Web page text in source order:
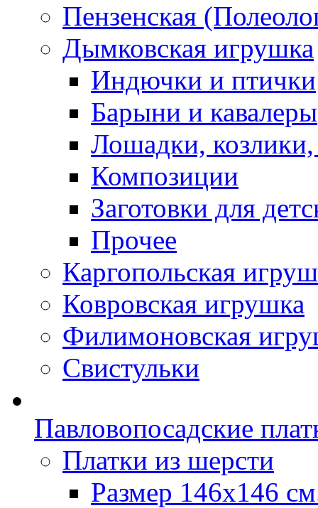
Пензенская
Дымковская игрушка
Индючки и птички
Барыни и кавалеры
Лошадки,
Композиции
Заготовки для
Прочее
Каргопольская
Ковровская игрушка
Филимоновская
Свистульки
Павловопосадские
Платки из шерсти
Размер 146х146